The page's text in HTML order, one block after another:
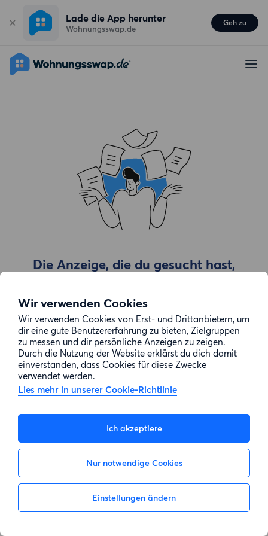
Wir verwenden Cookies
Wir verwenden Cookies von Erst- und Drittanbietern, um
dir eine gute Benutzererfahrung zu bieten, Zielgruppen
zu messen und dir persönliche Anzeigen zu zeigen.
Durch die Nutzung der Website erklärst du dich damit
einverstanden, dass Cookies für diese Zwecke
verwendet werden.
Lies mehr in unserer Cookie-Richtlinie
Ich akzeptiere
Nur notwendige Cookies
Einstellungen ändern
Lade die App herunter
Wohnungsswap.de
Geh zu
Die Anzeige, die du gesucht hast,
Zur Suche gehen